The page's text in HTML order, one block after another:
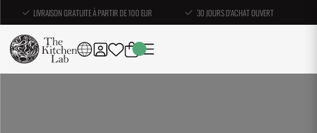
LIVRAISON GRATUITE À PARTIR DE 100 EUR 30 JOURS D'ACHAT OUVERT